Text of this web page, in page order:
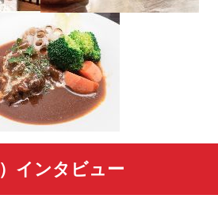
インタビュー